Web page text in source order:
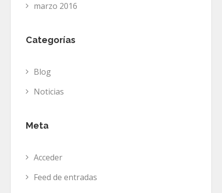
marzo 2016
Categorías
Blog
Noticias
Meta
Acceder
Feed de entradas